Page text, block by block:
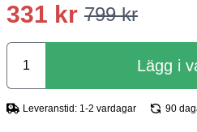
331 kr 799 kr
Lägg i
Leveranstid: 1-2 vardagar 90